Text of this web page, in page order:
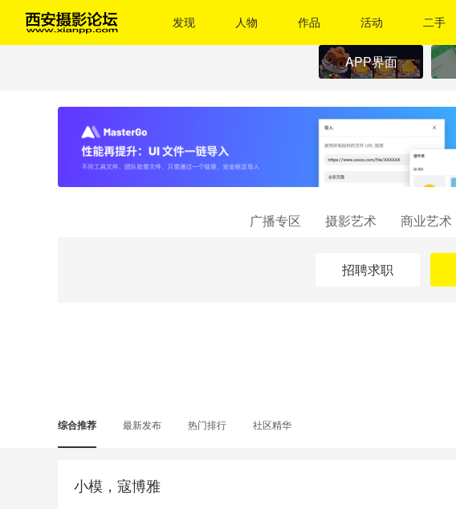
发现 人物 作品 活动 二手
APP界面
广播专区 摄影艺术 商业艺术
招聘求职
综合推荐 最新发布 热门排行 社区精华
小模，寇博雅